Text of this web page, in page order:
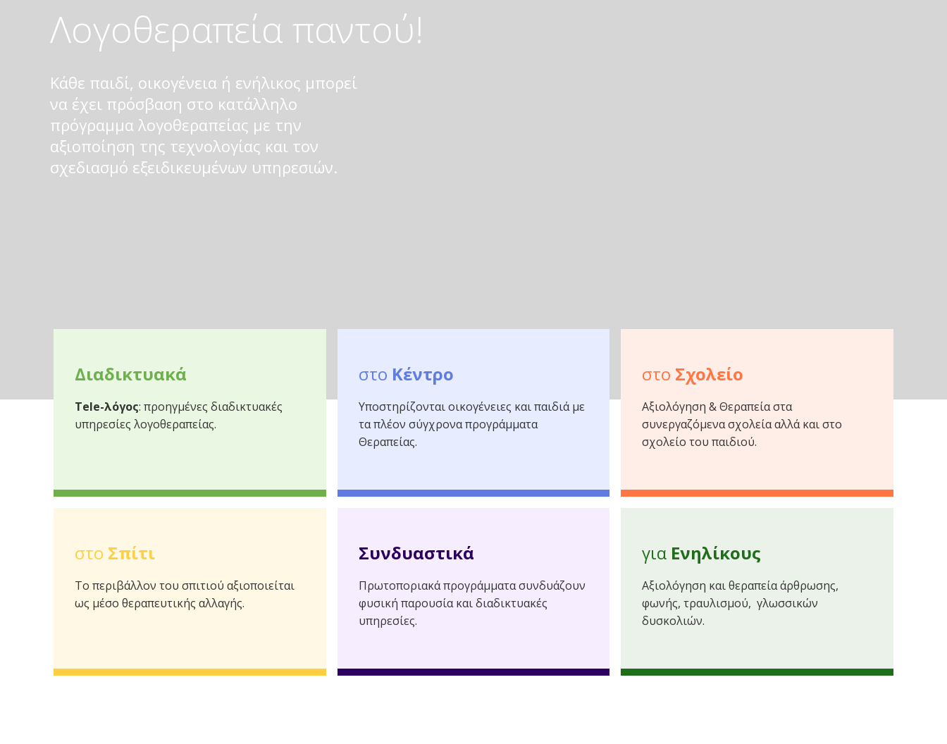
Λογοθεραπεία παντού!
Κάθε παιδί, οικογένεια ή ενήλικος μπορεί
να έχει πρόσβαση στο κατάλληλο
πρόγραμμα λογοθεραπείας με την
αξιοποίηση της τεχνολογίας και τον
σχεδιασμό εξειδικευμένων υπηρεσιών.
Διαδικτυακά
Tele-λόγος: προηγμένες διαδικτυακές
υπηρεσίες λογοθεραπείας.
στο Κέντρο
Υποστηρίζονται οικογένειες και παιδιά με
τα πλέον σύγχρονα προγράμματα
Θεραπείας.
στο Σχολείο
Αξιολόγηση & Θεραπεία στα
συνεργαζόμενα σχολεία αλλά και στο
σχολείο του παιδιού.
στο Σπίτι
Το περιβάλλον του σπιτιού αξιοποιείται
ως μέσο θεραπευτικής αλλαγής.
Συνδυαστικά
Πρωτοποριακά προγράμματα συνδυάζουν
φυσική παρουσία και διαδικτυακές
υπηρεσίες.
για Ενηλίκους
Αξιολόγηση και θεραπεία άρθρωσης,
φωνής, τραυλισμού, γλωσσικών
δυσκολιών.